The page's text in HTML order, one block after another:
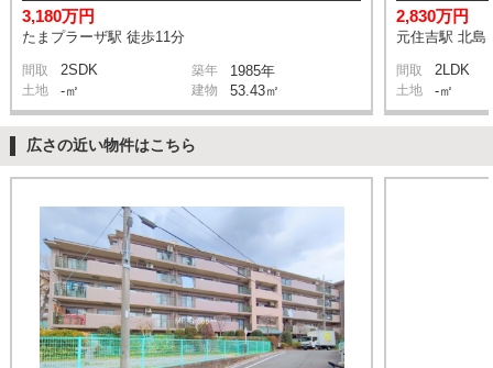
3,180万円
たまプラーザ駅 徒歩11分
間取 2SDK 築年 1985年
土地 -㎡ 建物 53.43㎡
2,830万円
元住吉駅 北島
間取 2LDK
土地 -㎡
広さの近い物件はこちら